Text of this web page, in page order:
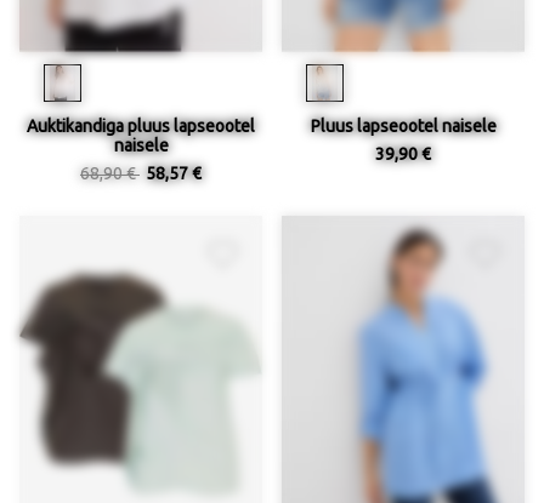
Auktikandiga pluus lapseootel
naisele
68,90 € 58,57 €
Pluus lapseootel naisele
39,90 €